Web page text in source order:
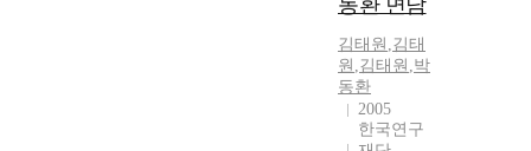
동환 면담
김태원 ,김태
원 ,김태원 ,박
동환
2005
한국연구